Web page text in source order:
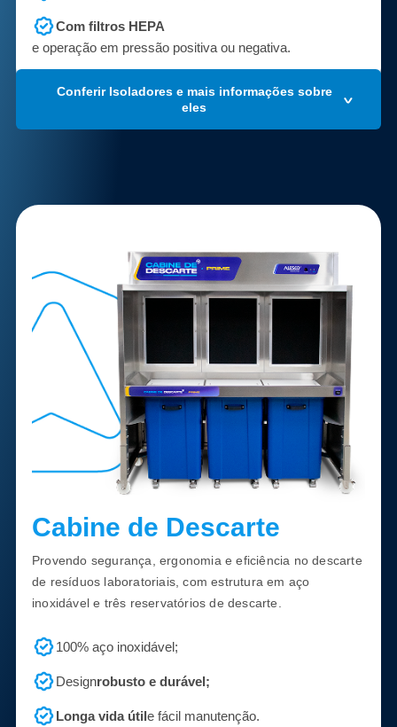
Com filtros HEPA
e operação em pressão positiva ou negativa.
Conferir Isoladores e mais informações sobre
eles
Cabine de Descarte
Provendo segurança, ergonomia e eficiência no descarte
de resíduos laboratoriais, com estrutura em aço
inoxidável e três reservatórios de descarte.
100% aço inoxidável;
Designrobusto e durável;
Longa vida útile fácil manutenção.